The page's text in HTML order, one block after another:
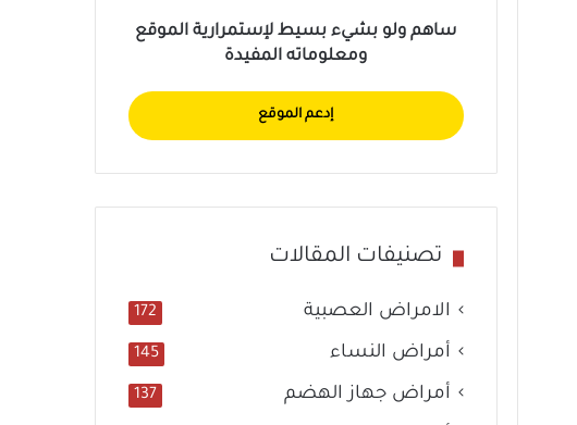
ساهم ولو بشيء بسيط لإستمرارية الموقع
ومعلوماته المفيدة
إدعم الموقع
تصنيفات المقالات
الامراض العصبية 172
أمراض النساء 145
أمراض جهاز الهضم 137